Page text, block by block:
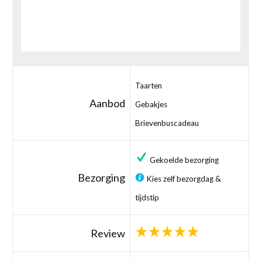
Aanbod
Taarten
Gebakjes
Brievenbuscadeau
Bezorging
Gekoelde bezorging
Kies zelf bezorgdag &
tijdstip
Review